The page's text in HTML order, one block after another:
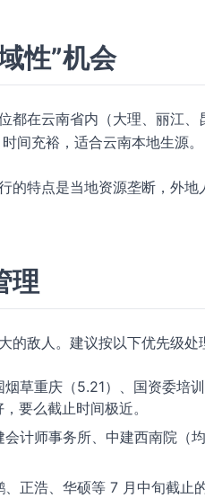
性”机会
都在云南省内（大理、丽江
间充裕，适合云南本地生源。
的特点是当地资源垄断，外
理
的敌人。建议按以下优先级处
烟草重庆（5.21）、国资委培
要么截止时间极近。
会计师事务所、中建西南院（
、正浩、华硕等 7 月中旬截止